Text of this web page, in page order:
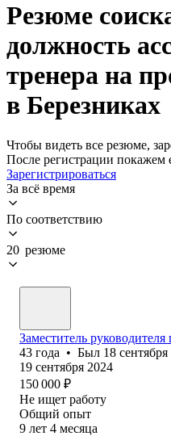
Резюме
должность
тренера на
в Березниках
Чтобы видеть все резюме,
После регистрации покажем
Зарегистрироваться
За всё время
По соответствию
20 резюме
Заместитель
43 года • Был 18
19 сентября 2024
150 000 ₽
Не ищет работу
Общий опыт
9 лет 4 месяца